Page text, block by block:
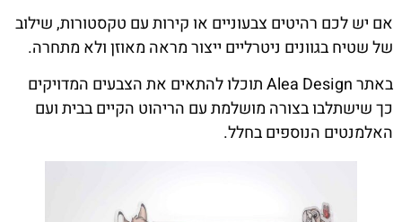
אם יש לכם רהיטים צבעוניים או קירות עם טקסטורות, שילוב
של שטיח בגוונים ניטרליים ייצור מראה מאוזן ולא מתחרה.
באתר Alea Design תוכלו להתאים את הצבעים המדויקים
כך שישתלבו בצורה מושלמת עם הריהוט הקיים בבית ועם
האלמנטים הנוספים בחלל.